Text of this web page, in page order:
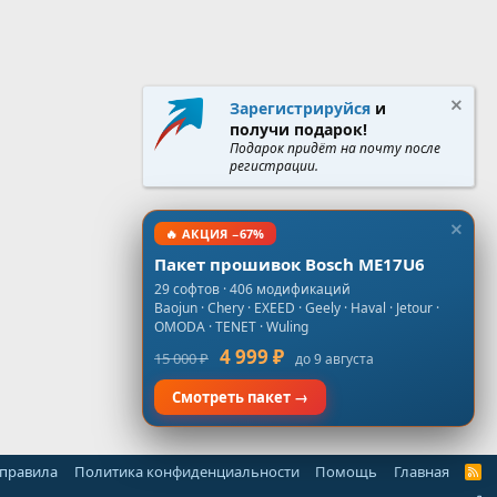
Политика конфиденциальности Помощь Главная
R
Зарегистрируйся и
получи подарок!
Подарок придёт на почту после
регистрации.
🔥 АКЦИЯ −67%
Пакет прошивок Bosch ME17U6
29 софтов · 406 модификаций
Baojun · Chery · EXEED · Geely · Haval · Jetour ·
OMODA · TENET · Wuling
15 000 ₽ 4 999 ₽ до 9 августа
Смотреть пакет →